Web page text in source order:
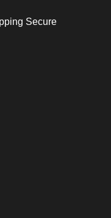
Secure